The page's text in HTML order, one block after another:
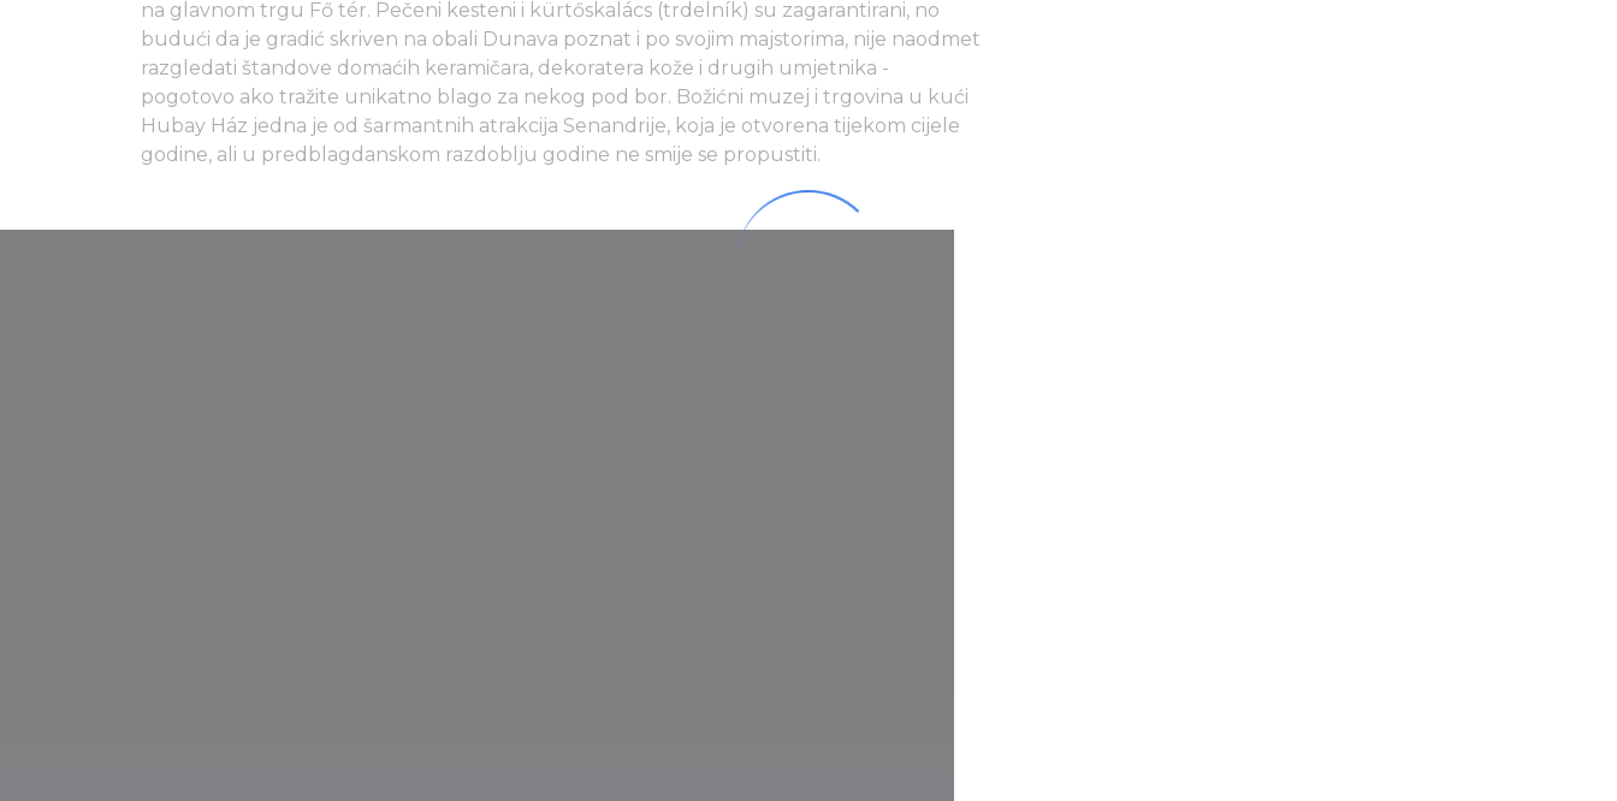
na glavnom trgu Fő tér. Pečeni kesteni i kürtőskalács (trdelník) su zagarantirani, no
budući da je gradić skriven na obali Dunava poznat i po svojim majstorima, nije naodmet
razgledati štandove domaćih keramičara, dekoratera kože i drugih umjetnika -
pogotovo ako tražite unikatno blago za nekog pod bor. Božićni muzej i trgovina u kući
Hubay Ház jedna je od šarmantnih atrakcija Senandrije, koja je otvorena tijekom cijele
godine, ali u predblagdanskom razdoblju godine ne smije se propustiti.